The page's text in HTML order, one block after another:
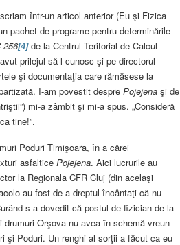
într-un articol anterior (Eu şi Fizica
pachet de programe pentru determinările
256[4]de la Centrul Teritorial de Calcul
prilejul să-l cunosc şi pe directorul
şi documentaţia care rămăsese la
I-am povestit desprePojejena şi de
mi-a zâmbit şi mi-a spus. „Consideră
tine!”.
Poduri Timişoara, în a cărei
asfalticePojejena. Aici lucrurile au
la Regionala CFR Cluj (din acelaşi
au fost de-a dreptul încântaţi că nu
s-a dovedit că postul de fizician de la
Orşova nu avea în schemă vreun
şi Poduri. Un renghi al sorţii a făcut ca eu